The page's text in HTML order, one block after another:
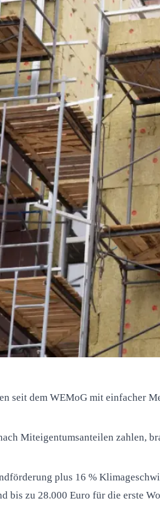
seit dem WEMoG mit einfacher
Miteigentumsanteilen zahlen,
plus 16 %
bis zu 28.000 Euro für die erste